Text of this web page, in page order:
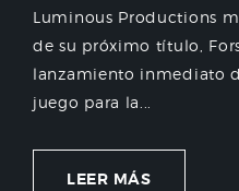
Luminous Productions
de su próximo título,
lanzamiento inmediato
juego para la...
LEER MÁS